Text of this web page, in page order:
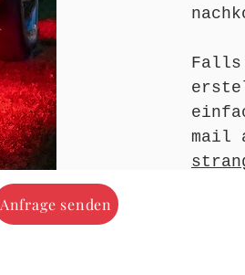
Falls
mail
Anfrage senden